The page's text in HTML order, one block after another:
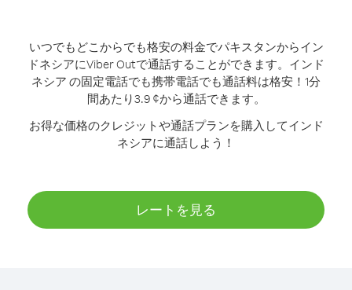
いつでもどこからでも格安の料金でパキスタンからイン
ドネシアにViber Outで通話することができます。 インド
ネシア の固定電話でも携帯電話でも通話料は格安！1分
間あたり3.9 ¢から通話できます。
お得な価格のクレジットや通話プランを購入してインド
ネシアに通話しよう！
レートを見る